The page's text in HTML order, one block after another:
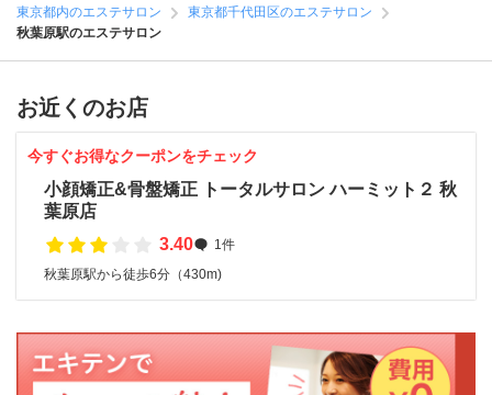
東京都内のエステサロン
東京都千代田区のエステサロン
秋葉原駅のエステサロン
お近くのお店
今すぐお得なクーポンをチェック
小顔矯正&骨盤矯正 トータルサロン ハーミット２ 秋
葉原店
3.40
1件
秋葉原駅から徒歩6分（430m)